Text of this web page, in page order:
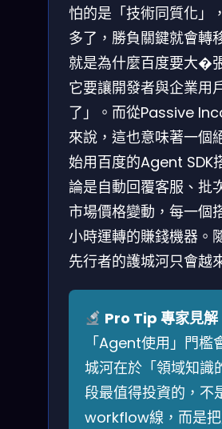
怕的是「技術同質化」
多了，勝負關鍵就會轉
就是為什麼百度要大�
它要讓開發者與企業用
了」。而從Passive
來說，這也意味著一個
始用百度的Agent
論是自動回覆客服、批
市場價格變動，每一個
小時運轉的賺錢機器。
先行者的護城河只會越
Pro Tip 專家見解
「Agent使用」門檻
城河在於「領域知識
段最值得投資的，不
workflow線，而是